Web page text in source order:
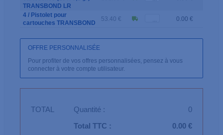
TRANSBOND LR
4 / Pistolet pour
cartouches TRANSBOND
53.40 € 0.00 €
OFFRE PERSONNALISÉE
Pour profiter de vos offres personnalisées, pensez à vous
connecter à votre compte utilisateur.
TOTAL Quantité :
0
Total TTC :
0.00 €